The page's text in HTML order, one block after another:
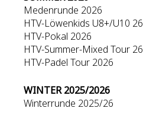
Medenrunde 2026
HTV-Löwenkids U8+/U10 26
HTV-Pokal 2026
HTV-Summer-Mixed Tour 26
HTV-Padel Tour 2026
WINTER 2025/2026
Winterrunde 2025/26